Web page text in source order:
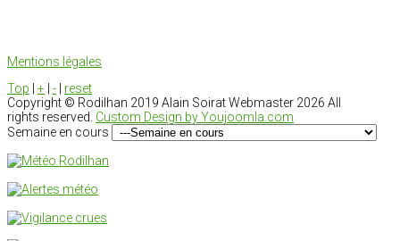
Mentions légales
Top
+ -
reset
Copyright © Rodilhan 2019 Alain Soirat Webmaster 2026 All
rights reserved. Custom Design by Youjoomla.com
Semaine en cours